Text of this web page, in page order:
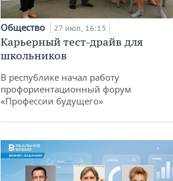
Общество 27 июл, 16:15
Карьерный тест-драйв для
школьников
В республике начал работу
профориентационный форум
«Профессии будущего»